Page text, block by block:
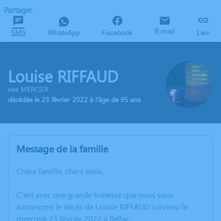
Partager
SMS WhatsApp Facebook E-mail Lien
Louise RIFFAUD
née MERCIER
décédée le 23 février 2022 à l'âge de 95 ans
Message de la famille
Chère famille, chers amis,
C’est avec une grande tristesse que nous vous
annonçons le décès de Louise RIFFAUD survenu le
mercredi 23 février 2022 à Bellac.